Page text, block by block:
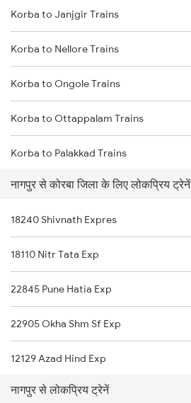
Korba to Nagbhir Trains
Korba to New Delhi Trains
Nagpur to Kalameshwar Trains
Nagpur to Kottayam Trains
Nagpur to Khurdha Trains
Nagpur to Kurduwadi Trains
Nagpur to Kareli Trains
Nagpur to Kayamkulam Trains
Nagpur to Kamakhya Trains
Korba to Janjgir Trains
Korba to Nellore Trains
Korba to Ongole Trains
Korba to Ottappalam Trains
Korba to Palakkad Trains
Korba to Kollam Trains
Korba to Raipur Trains
Korba to Rayagada Trains
Korba to Rajnandgaon Trains
Korba to Salem Trains
Korba to Bengaluru Trains
Korba to Hyderabad Trains
नागपुर से कोरबा जिला के लिए लोकप्रिय ट्रेनें
18240 Shivnath Expres
18110 Nitr Tata Exp
22845 Pune Hatia Exp
22905 Okha Shm Sf Exp
12129 Azad Hind Exp
12809 Howrah Mail
नागपुर से लोकप्रिय ट्रेनें